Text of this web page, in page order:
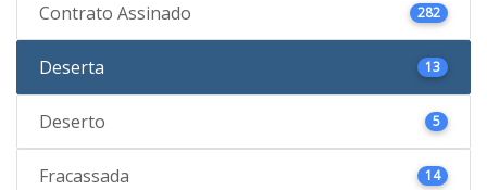
Contrato Assinado 282
Deserta 13
Deserto 5
Fracassada 14